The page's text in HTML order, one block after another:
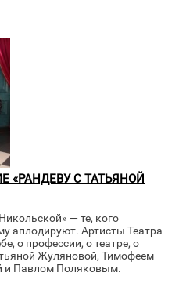
«РАНДЕВУ С ТАТЬЯНОЙ
— те, кого
аплодируют. Артисты Театра
о профессии, о театре, о
Жуляновой, Тимофеем
и Павлом Поляковым.